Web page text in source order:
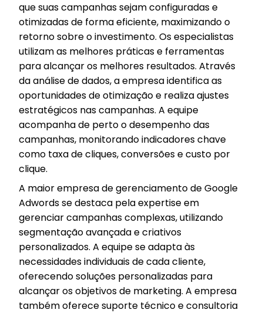
que suas campanhas sejam configuradas e
otimizadas de forma eficiente, maximizando o
retorno sobre o investimento. Os especialistas
utilizam as melhores práticas e ferramentas
para alcançar os melhores resultados. Através
da análise de dados, a empresa identifica as
oportunidades de otimização e realiza ajustes
estratégicos nas campanhas. A equipe
acompanha de perto o desempenho das
campanhas, monitorando indicadores chave
como taxa de cliques, conversões e custo por
clique.
A maior empresa de gerenciamento de Google
Adwords se destaca pela expertise em
gerenciar campanhas complexas, utilizando
segmentação avançada e criativos
personalizados. A equipe se adapta às
necessidades individuais de cada cliente,
oferecendo soluções personalizadas para
alcançar os objetivos de marketing. A empresa
também oferece suporte técnico e consultoria